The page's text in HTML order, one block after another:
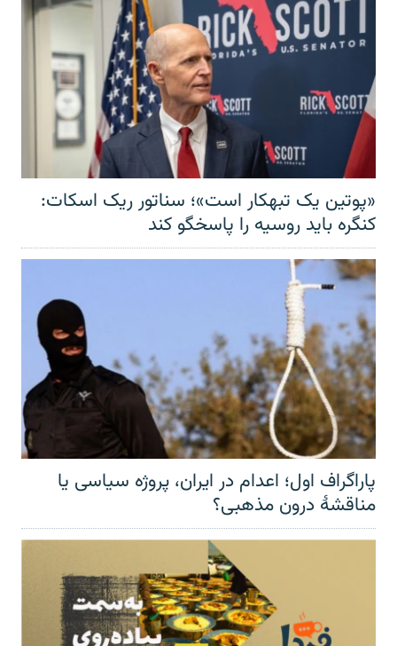
«پوتین یک تبهکار است»؛ سناتور ریک اسکات:
کنگره باید روسیه را پاسخگو کند
پاراگراف اول؛ اعدام در ایران، پروژه سیاسی یا
مناقشهٔ درون مذهبی؟